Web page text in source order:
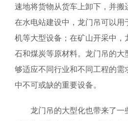
速地将货物从货车上卸下，并搬
在水电站建设中，龙门吊可以用
机等大型设备；在矿山开采中，
石和煤炭等原材料。龙门吊的大
够适应不同行业和不同工程的需
中不可或缺的重要设备。
龙门吊的大型化也带来了一